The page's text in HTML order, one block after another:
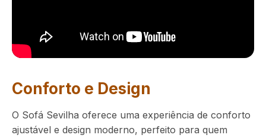
Conforto e Design
O Sofá Sevilha oferece uma experiência de conforto
ajustável e design moderno, perfeito para quem